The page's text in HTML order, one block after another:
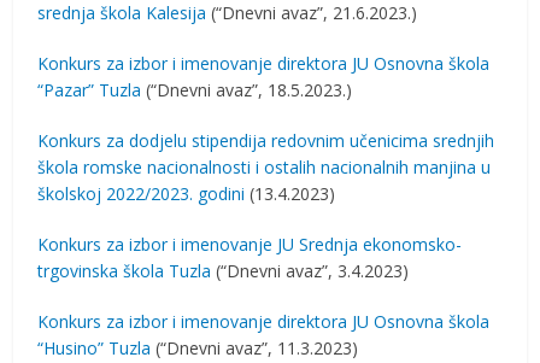
srednja škola Kalesija (“Dnevni avaz”, 21.6.2023.)
Konkurs za izbor i imenovanje direktora JU Osnovna škola
“Pazar” Tuzla (“Dnevni avaz”, 18.5.2023.)
Konkurs za dodjelu stipendija redovnim učenicima srednjih
škola romske nacionalnosti i ostalih nacionalnih manjina u
školskoj 2022/2023. godini (13.4.2023)
Konkurs za izbor i imenovanje JU Srednja ekonomsko-
trgovinska škola Tuzla (“Dnevni avaz”, 3.4.2023)
Konkurs za izbor i imenovanje direktora JU Osnovna škola
“Husino” Tuzla (“Dnevni avaz”, 11.3.2023)